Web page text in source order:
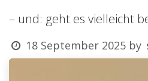
– und: geht es vielleicht
18 September 2025 by